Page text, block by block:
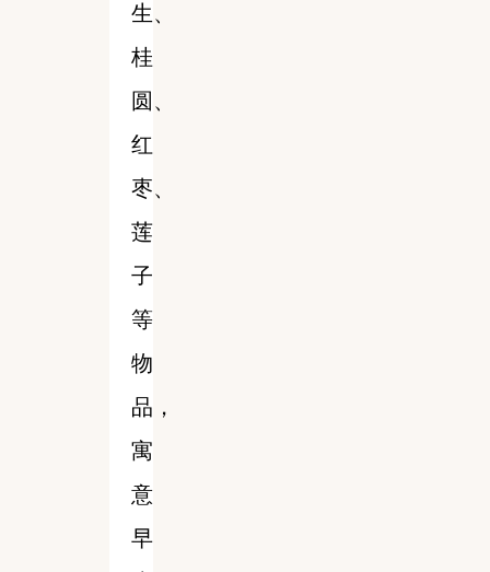
生、
桂
圆、
红
枣、
莲
子
等
物
品，
寓
意
早